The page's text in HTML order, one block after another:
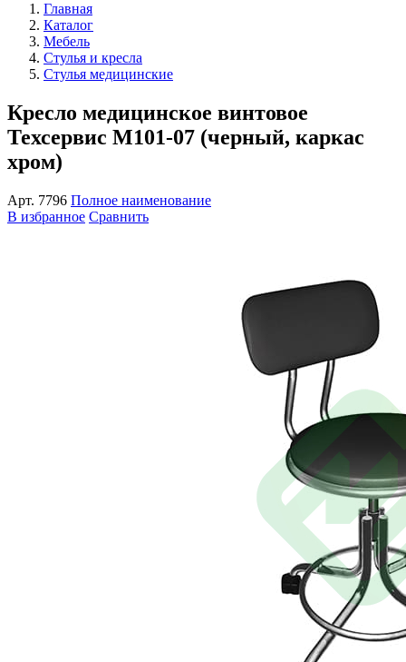
Главная
Каталог
Мебель
Стулья и кресла
Стулья медицинские
Кресло медицинское винтовое
Техсервис М101-07 (черный, каркас
хром)
Арт. 7796 Полное наименование
В избранное Сравнить